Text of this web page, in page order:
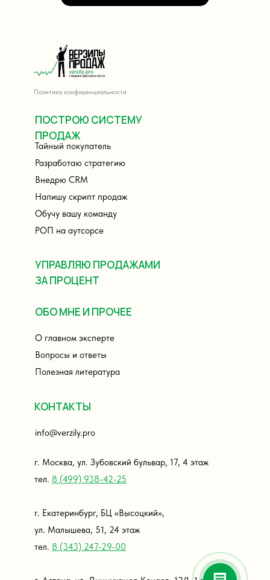
ПОСТРОЮ СИСТЕМУ
ПРОДАЖ
Тайный покупатель
Разработаю стратегию
Внедрю CRM
Напишу скрипт продаж
Обучу вашу команду
РОП на аутсорсе
УПРАВЛЯЮ ПРОДАЖАМИ
ЗА ПРОЦЕНТ
ОБО МНЕ И ПРОЧЕЕ
info@verzily.pro
О главном эксперте
Вопросы и ответы
Полезная литература
КОНТАКТЫ
г. Москва, ул. Зубовский бульвар, 17, 4 этаж
тел. 8 (499) 938-42-25
г. Екатеринбург, БЦ «Высоцкий»,
ул. Малышева, 51, 24 этаж
тел. 8 (343) 247-29-00
Политика конфиденциальности